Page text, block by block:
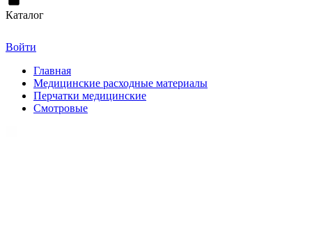
Каталог
Войти
Главная
Медицинские расходные материалы
Перчатки медицинские
Смотровые